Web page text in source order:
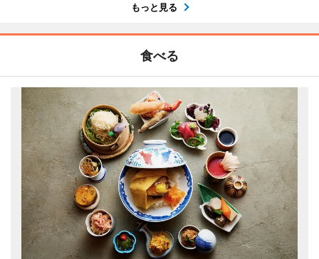
もっと見る
食べる